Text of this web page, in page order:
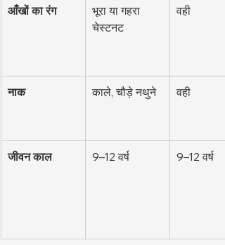
आँखों का रंग
भूरा या गहरा
चेस्टनट
वही
नाक काले, चौड़े नथुने वही
जीवन काल 9–12 वर्ष 9–12 वर्ष